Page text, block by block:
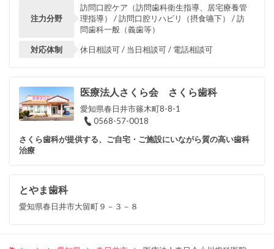
注力分野
訪問口腔ケア（訪問歯科衛生指導、居宅療養管
理指導） / 訪問口腔リハビリ（摂食嚥下） / 訪
問歯科一般（義歯等）
対応体制 休日相談可 / 当日相談可 / 電話相談可
医療法人さくら会 さくら歯科
愛知県春日井市篠木町8-8-1
0568-57-0018
さくら歯科が提供する、ご自宅・ご施設にいながら質の高い歯科
治療
とやま歯科
愛知県春日井市大留町９－３－８